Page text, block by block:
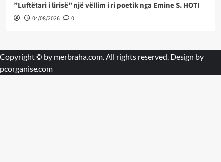
”Luftëtari i lirisë” një vëllim i ri poetik nga Emine S. HOTI
04/08/2026 0
Copyright © by merbraha.com. All rights reserved. Design by
pcorganise.com